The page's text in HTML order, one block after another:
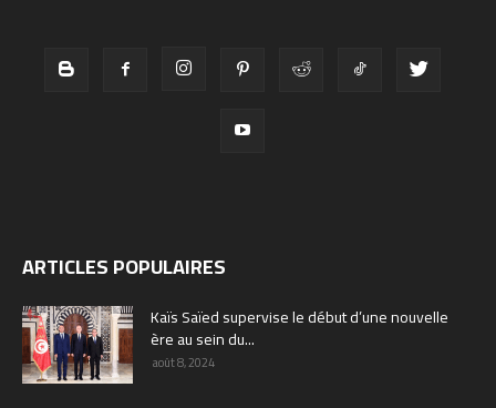
ARTICLES POPULAIRES
Kaïs Saïed supervise le début d’une nouvelle
ère au sein du...
août 8, 2024